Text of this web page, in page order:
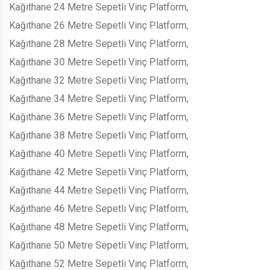
Kağıthane 24 Metre Sepetli Vinç Platform,
Kağıthane 26 Metre Sepetli Vinç Platform,
Kağıthane 28 Metre Sepetli Vinç Platform,
Kağıthane 30 Metre Sepetli Vinç Platform,
Kağıthane 32 Metre Sepetli Vinç Platform,
Kağıthane 34 Metre Sepetli Vinç Platform,
Kağıthane 36 Metre Sepetli Vinç Platform,
Kağıthane 38 Metre Sepetli Vinç Platform,
Kağıthane 40 Metre Sepetli Vinç Platform,
Kağıthane 42 Metre Sepetli Vinç Platform,
Kağıthane 44 Metre Sepetli Vinç Platform,
Kağıthane 46 Metre Sepetli Vinç Platform,
Kağıthane 48 Metre Sepetli Vinç Platform,
Kağıthane 50 Metre Sepetli Vinç Platform,
Kağıthane 52 Metre Sepetli Vinç Platform,